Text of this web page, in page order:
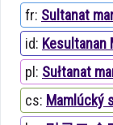
fr: Sultanat
id: Kesultanan
pl: Sułtanat
cs: Mamlúcký